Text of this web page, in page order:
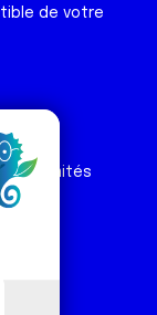
de votre
& comités